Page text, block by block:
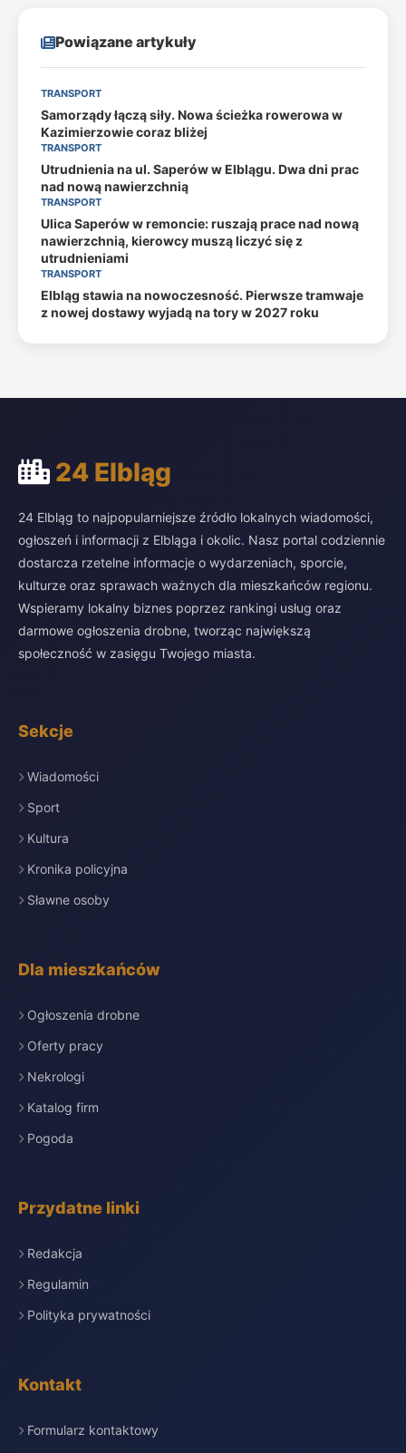
Powiązane artykuły
TRANSPORT
Samorządy łączą siły. Nowa ścieżka rowerowa w
Kazimierzowie coraz bliżej
TRANSPORT
Utrudnienia na ul. Saperów w Elblągu. Dwa dni prac
nad nową nawierzchnią
TRANSPORT
Ulica Saperów w remoncie: ruszają prace nad nową
nawierzchnią, kierowcy muszą liczyć się z
utrudnieniami
TRANSPORT
Elbląg stawia na nowoczesność. Pierwsze tramwaje
z nowej dostawy wyjadą na tory w 2027 roku
24 Elbląg
24 Elbląg to najpopularniejsze źródło lokalnych wiadomości,
ogłoszeń i informacji z Elbląga i okolic. Nasz portal codziennie
dostarcza rzetelne informacje o wydarzeniach, sporcie,
kulturze oraz sprawach ważnych dla mieszkańców regionu.
Wspieramy lokalny biznes poprzez rankingi usług oraz
darmowe ogłoszenia drobne, tworząc największą
społeczność w zasięgu Twojego miasta.
Sekcje
Wiadomości
Sport
Kultura
Kronika policyjna
Sławne osoby
Dla mieszkańców
Ogłoszenia drobne
Oferty pracy
Nekrologi
Katalog firm
Pogoda
Przydatne linki
Redakcja
Regulamin
Polityka prywatności
Kontakt
Formularz kontaktowy